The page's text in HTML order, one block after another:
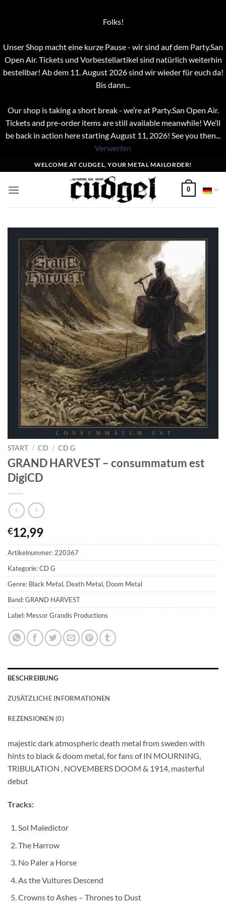
Folks!
Unser Shop macht eine kurze Pause - wir sind auf dem Party.San
Open Air. Tickets und Vorbestellartikel sind natürlich weiterhin
bestellbar! Ab dem 11. August 2026 sind wir wieder für euch da!
Bis dann...
Our shop is taking a short break - we’re at Party.San Open Air.
Tickets and pre-order items are still available meanwhile! We’ll
be back in action here starting August 11, 2026! See you then...
Verwerfen
Inhalt
springen
WELCOME AT CUDGEL, YOUR METAL MAILORDER!
0
START / CD / CD G
GRAND HARVEST – consummatum est
DigiCD
€12,99
Artikelnummer:220367
Kategorie:CD G
Genre: Black Metal, Death Metal, Doom Metal
Band: GRAND HARVEST
Label: Messor Grandis Productions
BESCHREIBUNG
ZUSÄTZLICHE INFORMATIONEN
REZENSIONEN (0)
majestic dark atmospheric death metal from sweden with
hints to black & doom metal, for fans of IN MOURNING,
TRIBULATION , NOVEMBERS DOOM & 1914, masterful
debut
Tracks:
Sol Maledictor
The Harrow
No Paler a Horse
As the Vultures Descend
Crowns to Ashes – Thrones to Dust